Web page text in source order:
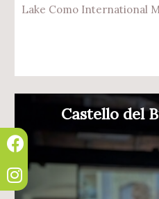
Lake Como International
Castello del